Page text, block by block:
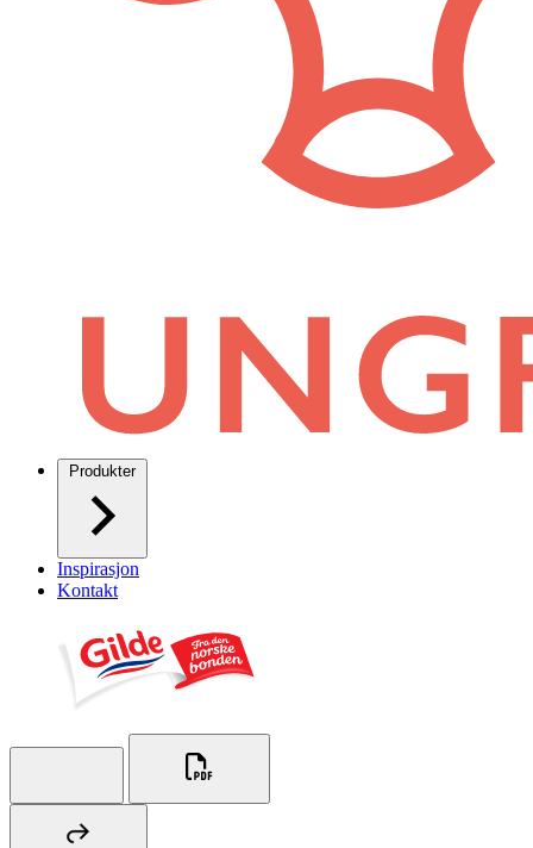
Produkter
Inspirasjon
Kontakt